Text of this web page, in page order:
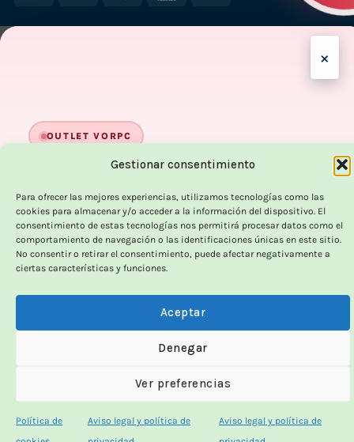
Gestionar consentimiento
Para ofrecer las mejores experiencias, utilizamos tecnologías como las
cookies para almacenar y/o acceder a la información del dispositivo. El
consentimiento de estas tecnologías nos permitirá procesar datos como el
comportamiento de navegación o las identificaciones únicas en este sitio.
No consentir o retirar el consentimiento, puede afectar negativamente a
ciertas características y funciones.
Aceptar
Denegar
Ver preferencias
Política de
Aviso legal y política de
Aviso legal y política de
×
OUTLET VORPC
Calidad probada,
precios imbatibles
Productos100% funcionalesy conprecio más
bajo!
100% funcionales · revisados
Hasta un 70% más baratos que uno nuevo